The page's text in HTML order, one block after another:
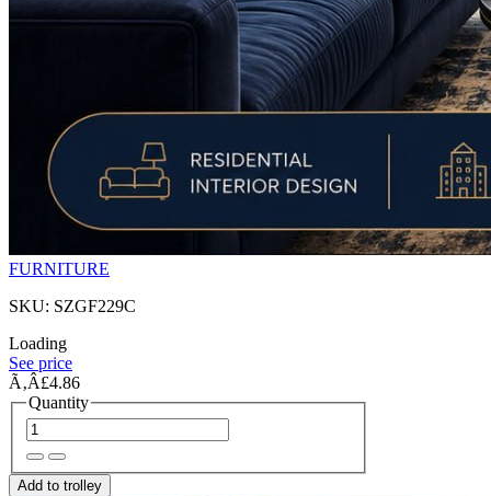
FURNITURE
SKU: SZGF229C
Loading
See price
Ã‚Â£4.86
Quantity
Add to trolley